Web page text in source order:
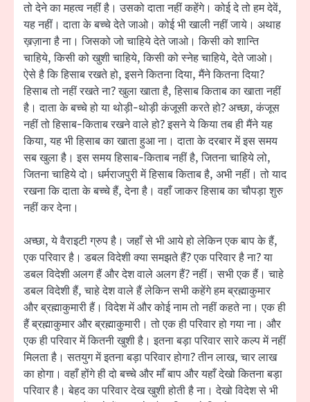
तो देने का महत्व नहीं है। उसको दाता नहीं कहेंगे। कोई दे तो हम देवें,
यह नहीं। दाता के बच्चे देते जाओ। कोई भी खाली नहीं जाये। अथाह
ख़ज़ाना है ना। जिसको जो चाहिये देते जाओ। किसी को शान्ति
चाहिये, किसी को खुशी चाहिये, किसी को स्नेह चाहिये, देते जाओ।
ऐसे है कि हिसाब रखते हो, इसने कितना दिया, मैंने कितना दिया?
हिसाब तो नहीं रखते ना? खुला खाता है, हिसाब किताब का खाता नहीं
है। दाता के बच्चे हो या थोड़ी-थोड़ी कंजूसी करते हो? अच्छा, कंजूस
नहीं तो हिसाब-किताब रखने वाले हो? इसने ये किया तब ही मैंने यह
किया, यह भी हिसाब का खाता हुआ ना। दाता के दरबार में इस समय
सब खुला है। इस समय हिसाब-किताब नहीं है, जितना चाहिये लो,
जितना चाहिये दो। धर्मराजपुरी में हिसाब किताब है, अभी नहीं। तो याद
रखना कि दाता के बच्चे हैं, देना है। वहाँ जाकर हिसाब का चौपड़ा शुरु
नहीं कर देना।
अच्छा, ये वैराइटी ग्रुप है। जहाँ से भी आये हो लेकिन एक बाप के हैं,
एक परिवार है। डबल विदेशी क्या समझते हैं? एक परिवार है ना? या
डबल विदेशी अलग हैं और देश वाले अलग हैं? नहीं। सभी एक हैं। चाहे
डबल विदेशी हैं, चाहे देश वाले हैं लेकिन सभी कहेंगे हम ब्रह्माकुमार
और ब्रह्माकुमारी हैं। विदेश में और कोई नाम तो नहीं कहते ना। एक ही
हैं ब्रह्माकुमार और ब्रह्माकुमारी। तो एक ही परिवार हो गया ना। और
एक ही परिवार में कितनी खुशी है। इतना बड़ा परिवार सारे कल्प में नहीं
मिलता है। सतयुग में इतना बड़ा परिवार होगा? तीन लाख, चार लाख
का होगा। वहाँ होंगे ही दो बच्चे और माँ बाप और यहाँ देखो कितना बड़ा
परिवार है। बेहद का परिवार देख खुशी होती है ना। देखो विदेश से भी